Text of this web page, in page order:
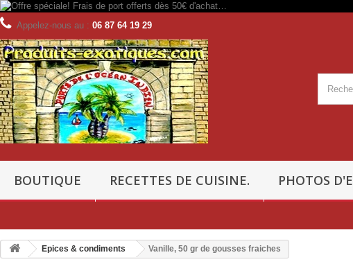
Appelez-nous au : 06 87 64 19 29
BOUTIQUE RECETTES DE CUISINE. PHOTOS
Epices & condiments Vanille, 50 gr de gousses fraiches